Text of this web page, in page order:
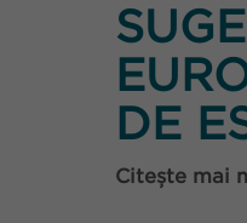
DE
Citește mai